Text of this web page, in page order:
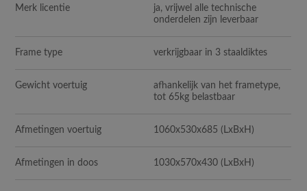
Merk licentie
ja, vrijwel alle technische
onderdelen zijn leverbaar
Frame type verkrijgbaar in 3 staaldiktes
Gewicht voertuig
afhankelijk van het frametype,
tot 65kg belastbaar
Afmetingen voertuig 1060x530x685 (LxBxH)
Afmetingen in doos 1030x570x430 (LxBxH)